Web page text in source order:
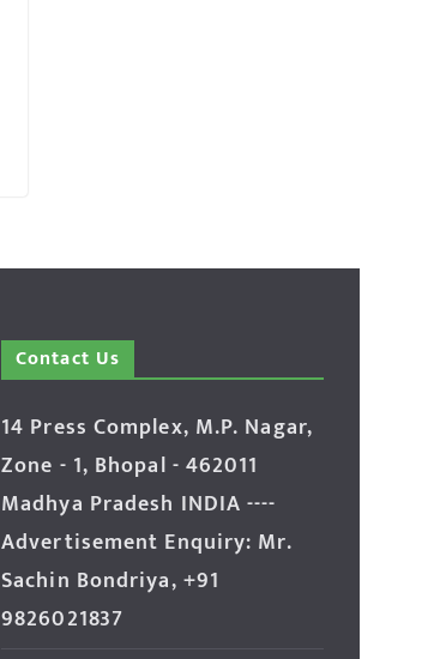
Contact Us
14 Press Complex, M.P. Nagar,
Zone - 1, Bhopal - 462011
Madhya Pradesh INDIA ----
Advertisement Enquiry: Mr.
Sachin Bondriya, +91
9826021837